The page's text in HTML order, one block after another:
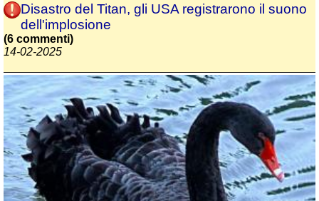
Disastro del Titan, gli USA registrarono il suono
dell'implosione
(6 commenti)
14-02-2025